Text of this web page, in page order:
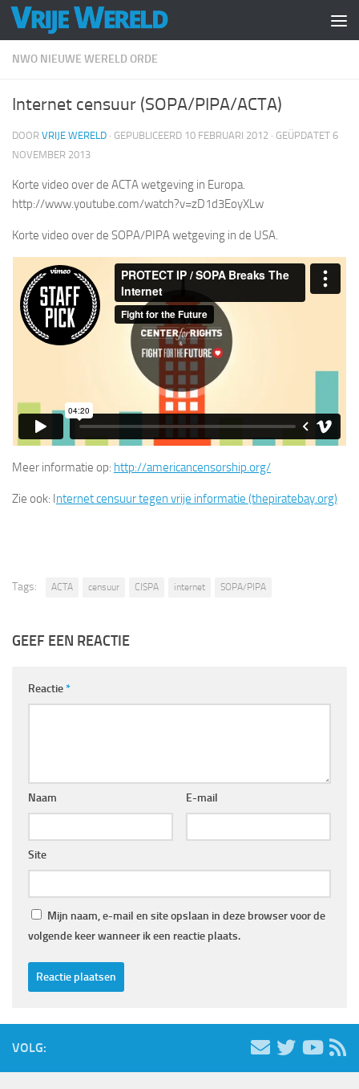
Doorgaan naar inhoud
NWO NIEUWE WERELD ORDE
Internet censuur (SOPA/PIPA/ACTA)
DOOR VRIJE WERELD · GEPUBLICEERD 10 FEBRUARI 2012 · GEÜPDATET 6
NOVEMBER 2013
Korte video over de ACTA wetgeving in Europa.
http://www.youtube.com/watch?v=zD1d3EoyXLw
Korte video over de SOPA/PIPA wetgeving in de USA.
Meer informatie op: http://americancensorship.org/
Zie ook: Internet censuur tegen vrije informatie (thepiratebay.org)
Tags: ACTA censuur CISPA internet SOPA/PIPA
GEEF EEN REACTIE
Reactie*
Naam E-mail
Site
Mijn naam, e-mail en site opslaan in deze browser voor de
volgende keer wanneer ik een reactie plaats.
VOLG: